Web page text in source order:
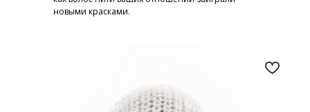
новыми красками.